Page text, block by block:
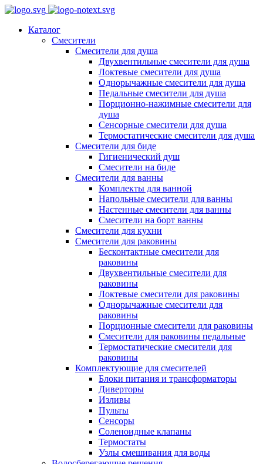
Каталог
Смесители
Смесители для душа
Двухвентильные смесители для душа
Локтевые смесители для душа
Однорычажные смесители для душа
Педальные смесители для душа
Порционно-нажимные смесители для
душа
Сенсорные смесители для душа
Термостатические смесители для душа
Смесители для биде
Гигиенический душ
Смесители на биде
Смесители для ванны
Комплекты для ванной
Напольные смесители для ванны
Настенные смесители для ванны
Смесители на борт ванны
Смесители для кухни
Смесители для раковины
Бесконтактные смесители для
раковины
Двухвентильные смесители для
раковины
Локтевые смесители для раковины
Однорычажные смесители для
раковины
Порционные смесители для раковины
Смесители для раковины педальные
Термостатические смесители для
раковины
Комплектующие для смесителей
Блоки питания и трансформаторы
Диверторы
Изливы
Пульты
Сенсоры
Соленоидные клапаны
Термостаты
Узлы смешивания для воды